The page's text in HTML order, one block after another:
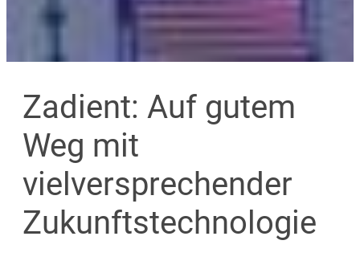
Zadient: Auf gutem
Weg mit
vielversprechender
Zukunftstechnologie